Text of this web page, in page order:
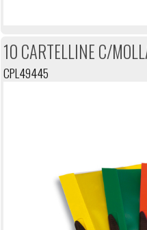
10 CARTELLINE C/
CPL49445